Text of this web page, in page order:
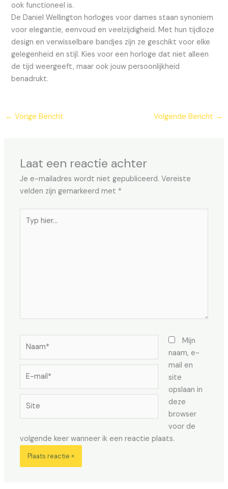
ook functioneel is.
De Daniel Wellington horloges voor dames staan synoniem
voor elegantie, eenvoud en veelzijdigheid. Met hun tijdloze
design en verwisselbare bandjes zijn ze geschikt voor elke
gelegenheid en stijl. Kies voor een horloge dat niet alleen
de tijd weergeeft, maar ook jouw persoonlijkheid
benadrukt.
← Vorige Bericht Volgende Bericht →
Laat een reactie achter
Je e-mailadres wordt niet gepubliceerd. Vereiste
velden zijn gemarkeerd met *
hier...
Mijn
naam, e-
mail en
site
opslaan in
deze
browser
voor de
volgende keer wanneer ik een reactie plaats.